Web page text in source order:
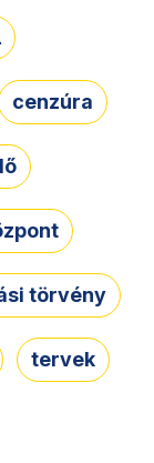
cenzúra
törvény
tervek